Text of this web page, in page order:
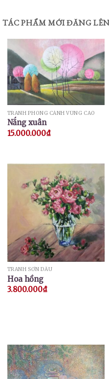
TÁC PHẨM MỚI ĐĂNG LÊN
TRANH PHONG CẢNH VÙNG CAO
Nắng xuân
15.000.000₫
TRANH SƠN DẦU
Hoa hồng
3.800.000₫